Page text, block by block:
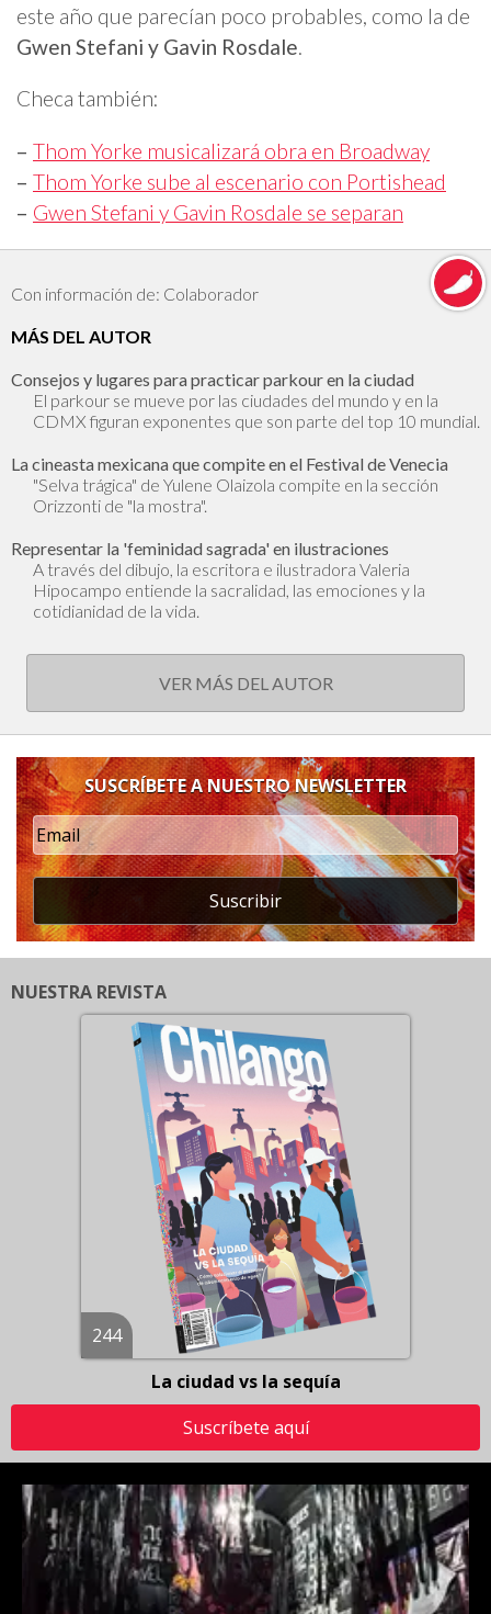
este año que parecían poco probables, como la de
Gwen Stefani y Gavin Rosdale.
Checa también:
– Thom Yorke musicalizará obra en Broadway
– Thom Yorke sube al escenario con Portishead
– Gwen Stefani y Gavin Rosdale se separan
Con información de: Colaborador
MÁS DEL AUTOR
Consejos y lugares para practicar parkour en la ciudad
El parkour se mueve por las ciudades del mundo y en la
CDMX figuran exponentes que son parte del top 10 mundial.
La cineasta mexicana que compite en el Festival de Venecia
"Selva trágica" de Yulene Olaizola compite en la sección
Orizzonti de "la mostra".
Representar la 'feminidad sagrada' en ilustraciones
A través del dibujo, la escritora e ilustradora Valeria
Hipocampo entiende la sacralidad, las emociones y la
cotidianidad de la vida.
VER MÁS DEL AUTOR
SUSCRÍBETE A NUESTRO NEWSLETTER
Suscribir
NUESTRA REVISTA
244
La ciudad vs la sequía
Suscríbete aquí